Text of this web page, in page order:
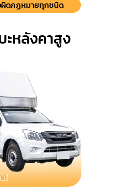
ผิดกฏหมายทุกชนิด
ะหลังคาสูง